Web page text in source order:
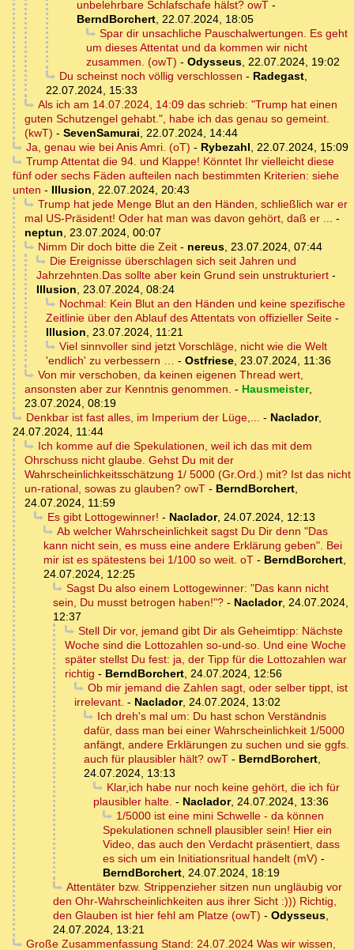
unbelehrbare Schlafschafe hälst? owT -
BerndBorchert, 22.07.2024, 18:05
Spar dir unsachliche Pauschalwertungen. Es geht
um dieses Attentat und da kommen wir nicht
zusammen. (owT) - Odysseus, 22.07.2024, 19:02
Du scheinst noch völlig verschlossen - Radegast,
22.07.2024, 15:33
Als ich am 14.07.2024, 14:09 das schrieb: "Trump hat einen
guten Schutzengel gehabt.", habe ich das genau so gemeint.
(kwT) - SevenSamurai, 22.07.2024, 14:44
Ja, genau wie bei Anis Amri. (oT) - Rybezahl, 22.07.2024, 15:09
Trump Attentat die 94. und Klappe! Könntet Ihr vielleicht diese
fünf oder sechs Fäden aufteilen nach bestimmten Kriterien: siehe
unten - Illusion, 22.07.2024, 20:43
Trump hat jede Menge Blut an den Händen, schließlich war er
mal US-Präsident! Oder hat man was davon gehört, daß er ... -
neptun, 23.07.2024, 00:07
Nimm Dir doch bitte die Zeit- nereus, 23.07.2024, 07:44
Die Ereignisse überschlagen sich seit Jahren und
Jahrzehnten.Das sollte aber kein Grund sein unstrukturiert -
Illusion, 23.07.2024, 08:24
Nochmal: Kein Blut an den Händen und keine spezifische
Zeitlinie über den Ablauf des Attentats von offizieller Seite -
Illusion, 23.07.2024, 11:21
Viel sinnvoller sind jetzt Vorschläge, nicht wie die Welt
'endlich' zu verbessern … - Ostfriese, 23.07.2024, 11:36
Von mir verschoben, da keinen eigenen Thread wert,
ansonsten aber zur Kenntnis genommen. - Hausmeister,
23.07.2024, 08:19
Denkbar ist fast alles, im Imperium der Lüge,... - Naclador,
24.07.2024, 11:44
Ich komme auf die Spekulationen, weil ich das mit dem
Ohrschuss nicht glaube. Gehst Du mit der
Wahrscheinlichkeitsschätzung 1/ 5000 (Gr.Ord.) mit? Ist das nicht
un-rational, sowas zu glauben? owT - BerndBorchert,
24.07.2024, 11:59
Es gibt Lottogewinner! - Naclador, 24.07.2024, 12:13
Ab welcher Wahrscheinlichkeit sagst Du Dir denn "Das
kann nicht sein, es muss eine andere Erklärung geben". Bei
mir ist es spätestens bei 1/100 so weit. oT - BerndBorchert,
24.07.2024, 12:25
Sagst Du also einem Lottogewinner: "Das kann nicht
sein, Du musst betrogen haben!"? - Naclador, 24.07.2024,
12:37
Stell Dir vor, jemand gibt Dir als Geheimtipp: Nächste
Woche sind die Lottozahlen so-und-so. Und eine Woche
später stellst Du fest: ja, der Tipp für die Lottozahlen war
richtig - BerndBorchert, 24.07.2024, 12:56
Ob mir jemand die Zahlen sagt, oder selber tippt, ist
irrelevant. - Naclador, 24.07.2024, 13:02
Ich dreh's mal um: Du hast schon Verständnis
dafür, dass man bei einer Wahrscheinlichkeit 1/5000
anfängt, andere Erklärungen zu suchen und sie ggfs.
auch für plausibler hält? owT - BerndBorchert,
24.07.2024, 13:13
Klar,ich habe nur noch keine gehört, die ich für
plausibler halte. - Naclador, 24.07.2024, 13:36
1/5000 ist eine mini Schwelle - da können
Spekulationen schnell plausibler sein! Hier ein
Video, das auch den Verdacht präsentiert, dass
es sich um ein Initiationsritual handelt (mV) -
BerndBorchert, 24.07.2024, 18:19
Attentäter bzw. Strippenzieher sitzen nun ungläubig vor
den Ohr-Wahrscheinlichkeiten aus ihrer Sicht :))) Richtig,
den Glauben ist hier fehl am Platze (owT) - Odysseus,
24.07.2024, 13:21
Große Zusammenfassung Stand: 24.07.2024 Was wir wissen,